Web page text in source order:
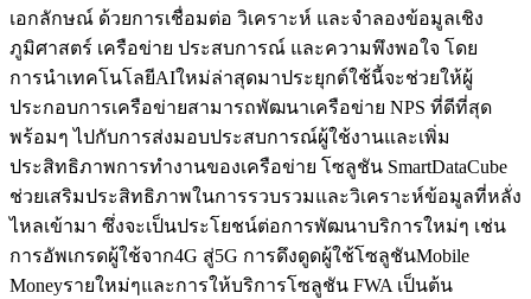
เอกลักษณ์ ด้วยการเชื่อมต่อ วิเคราะห์ และจำลองข้อมูลเชิง
ภูมิศาสตร์ เครือข่าย ประสบการณ์ และความพึงพอใจ โดย
การนำเทคโนโลยีAIใหม่ล่าสุดมาประยุกต์ใช้นี้จะช่วยให้ผู้
ประกอบการเครือข่ายสามารถพัฒนาเครือข่าย NPS ที่ดีที่สุด
พร้อมๆ ไปกับการส่งมอบประสบการณ์ผู้ใช้งานและเพิ่ม
ประสิทธิภาพการทำงานของเครือข่าย โซลูชัน SmartDataCube
ช่วยเสริมประสิทธิภาพในการรวบรวมและวิเคราะห์ข้อมูลที่หลั่ง
ไหลเข้ามา ซึ่งจะเป็นประโยชน์ต่อการพัฒนาบริการใหม่ๆ เช่น
การอัพเกรดผู้ใช้จาก4G สู่5G การดึงดูดผู้ใช้โซลูชันMobile
Moneyรายใหม่ๆและการให้บริการโซลูชัน FWA เป็นต้น